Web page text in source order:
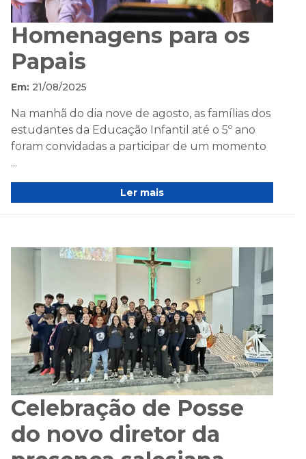
Homenagens para os
Papais
Em: 21/08/2025
Na manhã do dia nove de agosto, as famílias dos
estudantes da Educação Infantil até o 5º ano
foram convidadas a participar de um momento
...
Ler mais
Celebração de Posse
do novo diretor da